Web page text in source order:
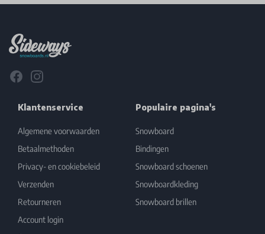
FacebookInstagram
Klantenservice
Algemene voorwaarden
Betaalmethoden
Privacy- en cookiebeleid
Verzenden
Retourneren
Account login
Populaire pagina's
Snowboard
Bindingen
Snowboard schoenen
Snowboardkleding
Snowboard brillen